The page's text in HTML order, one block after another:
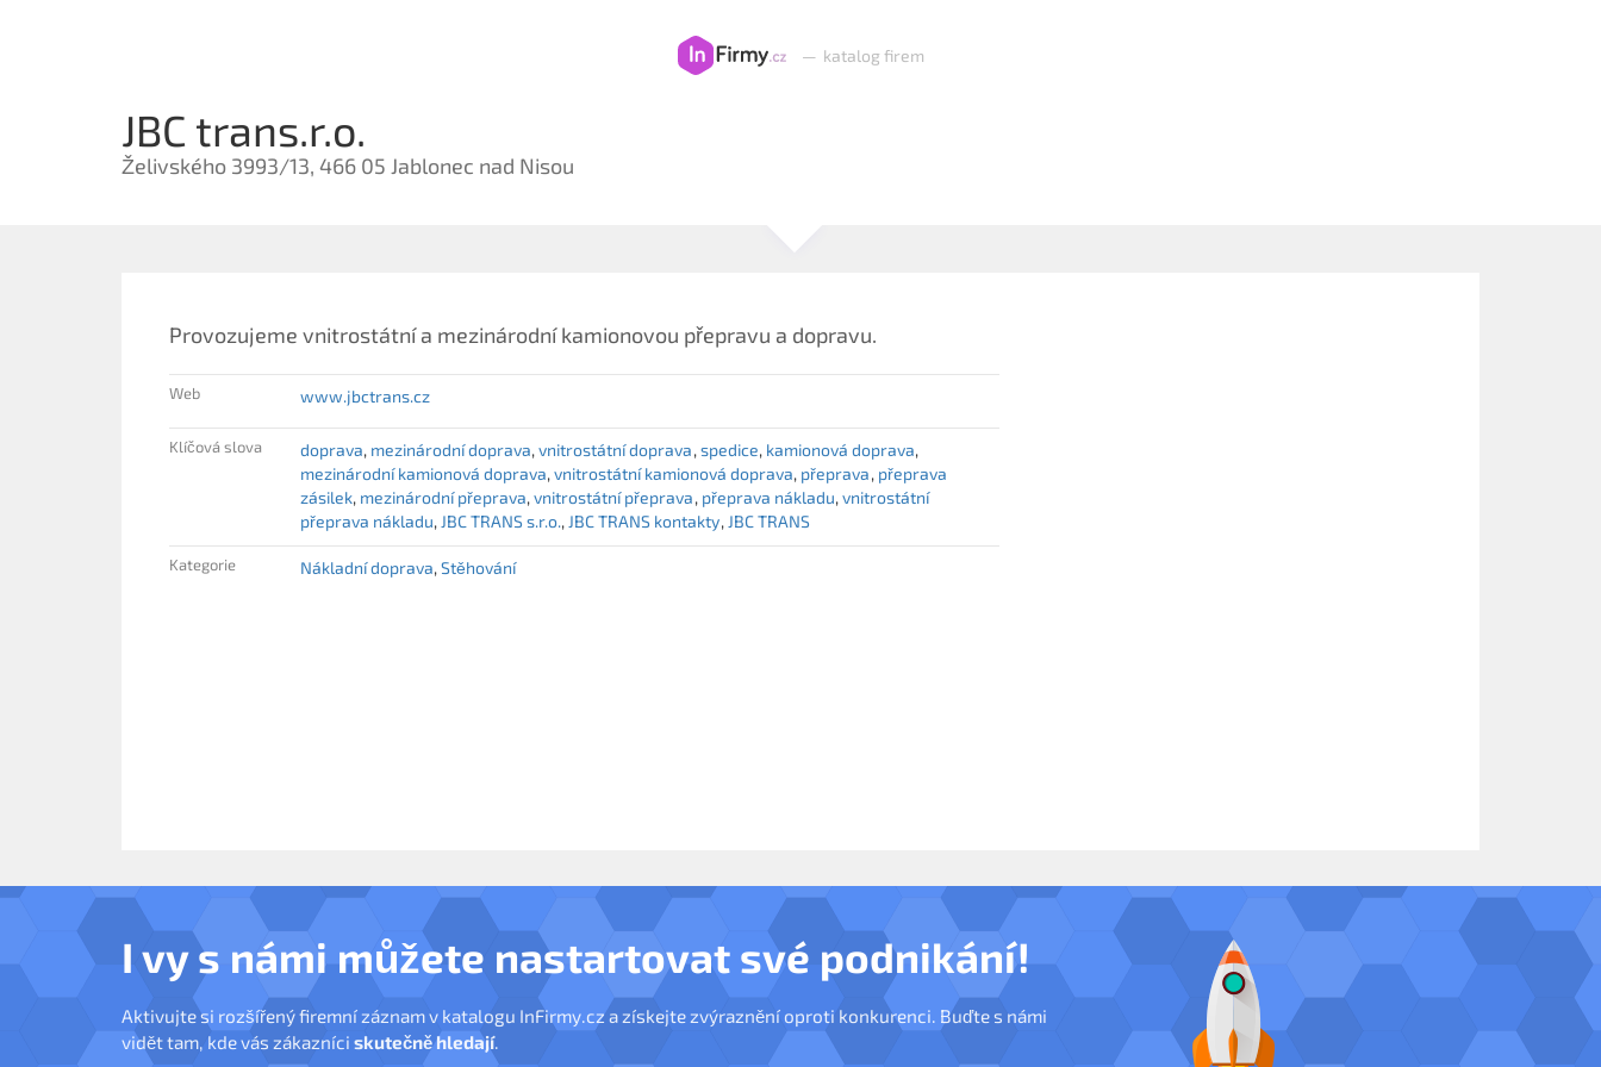
— katalog firem
JBC trans.r.o.
Želivského 3993/13, 466 05 Jablonec nad Nisou
Provozujeme vnitrostátní a mezinárodní kamionovou přepravu a dopravu.
Web www.jbctrans.cz
Klíčová slova doprava mezinárodní doprava vnitrostátní doprava spedice kamionová doprava
mezinárodní kamionová doprava vnitrostátní kamionová doprava přeprava přeprava
zásilek mezinárodní přeprava vnitrostátní přeprava přeprava nákladu vnitrostátní
přeprava nákladu JBC TRANS s.r.o. JBC TRANS kontakty JBC TRANS
Kategorie Nákladní doprava Stěhování
I vy s námi můžete nastartovat své podnikání!
Aktivujte si rozšířený firemní záznam v katalogu InFirmy.cz a získejte zvýraznění oproti konkurenci. Buďte s námi
vidět tam, kde vás zákazníci skutečně hledají.